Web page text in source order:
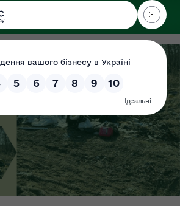
ДЕРЖЕКОІНСПЕКЦІЯ
у Львівській області